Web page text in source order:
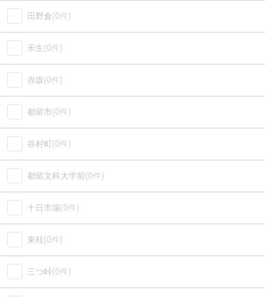
田野倉(0件)
禾生(0件)
赤坂(0件)
都留市(0件)
谷村町(0件)
都留文科大学前(0件)
十日市場(0件)
東桂(0件)
三つ峠(0件)